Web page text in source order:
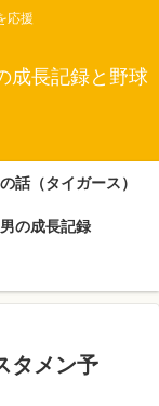
応援
成長記録と野球
話（タイガース）
の成長記録
タメン予